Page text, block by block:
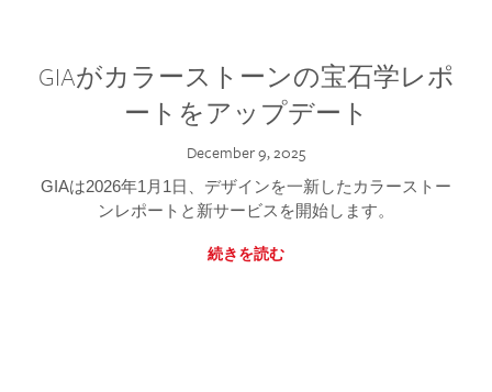
GIAがカラーストーンの宝石学レポ
ートをアップデート
December 9, 2025
GIAは2026年1月1日、デザインを一新したカラーストー
ンレポートと新サービスを開始します。
続きを読む